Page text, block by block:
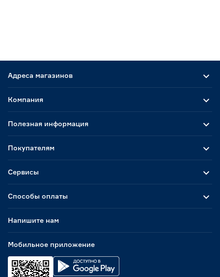
Адреса магазинов
Способы оплаты
Мобильное приложение
Компания
Полезная информация
Покупателям
Сервисы
Напишите нам